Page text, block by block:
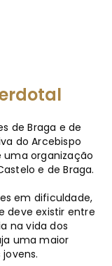
de Braga e de
do Arcebispo
uma organização
e de Braga.
em dificuldade,
deve existir entre
na vida dos
uma maior